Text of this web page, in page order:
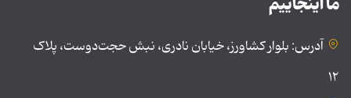
آدرس: بلوار کشاورز، خیابان نادری، نبش حجت‌دوست، پلاک
۱۲